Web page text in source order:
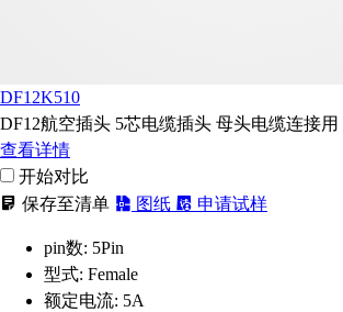
DF12K510
DF12航空插头 5芯电缆插头 母头电缆连接用
查看详情
开始对比
保存至清单
图纸 申请试样
pin数: 5Pin
型式: Female
额定电流: 5A